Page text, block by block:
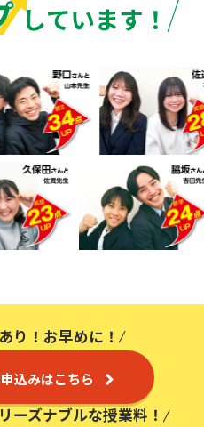
り！お早めに！
込みはこちら
ーズナブルな授業料！